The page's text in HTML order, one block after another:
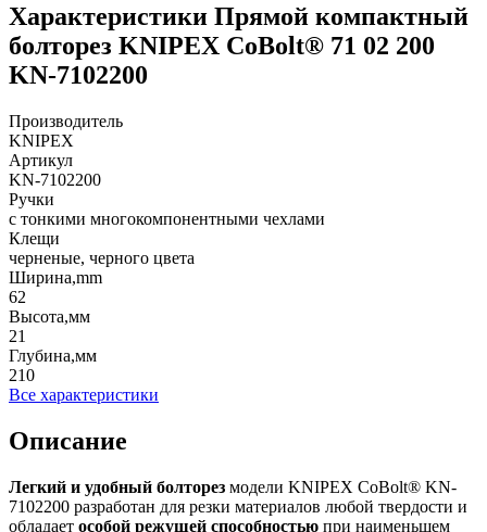
Характеристики Прямой компактный
болторез KNIPEX CoBolt® 71 02 200
KN-7102200
Производитель
KNIPEX
Артикул
KN-7102200
Ручки
с тонкими многокомпонентными чехлами
Клещи
черненые, черного цвета
Ширина,mm
62
Высота,мм
21
Глубина,мм
210
Все характеристики
Описание
Легкий и удобный болторез модели KNIPEX CoBolt® KN-
7102200 разработан для резки материалов любой твердости и
обладает особой режущей способностью при наименьшем